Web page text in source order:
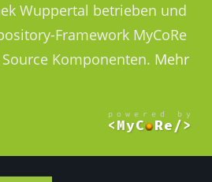
Wuppertal betrieben und
Framework MyCoRe
Komponenten. Mehr